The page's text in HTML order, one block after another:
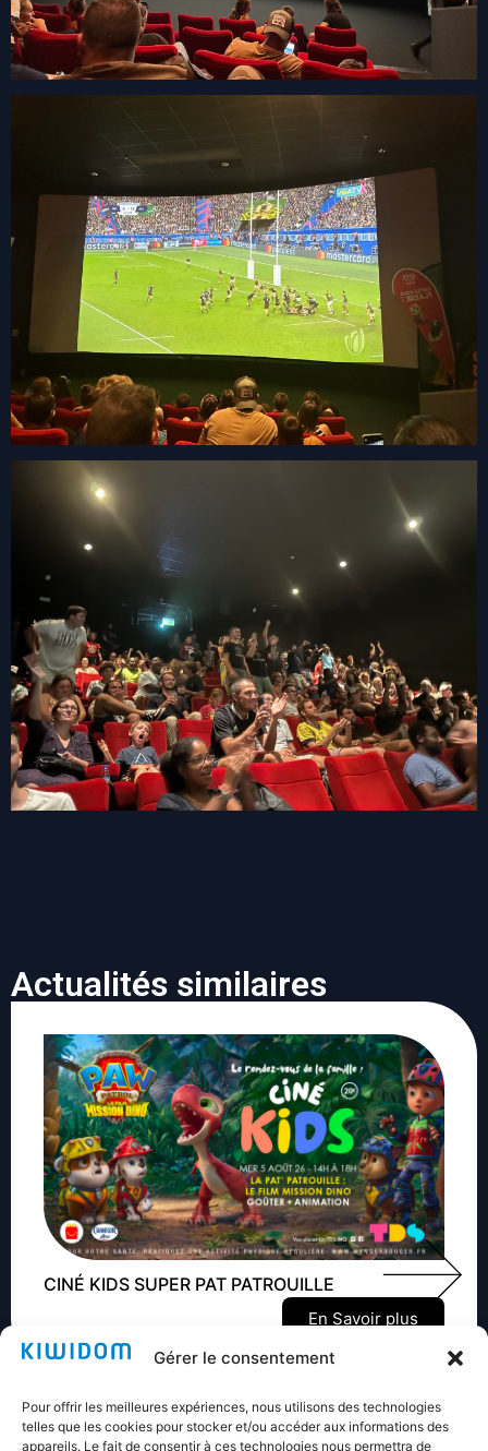
Gérer le consentement
Pour offrir les meilleures expériences, nous utilisons des technologies
telles que les cookies pour stocker et/ou accéder aux informations des
appareils. Le fait de consentir à ces technologies nous permettra de
Actualités similaires
CINÉ KIDS SUPER PAT PATROUILLE
En Savoir plus